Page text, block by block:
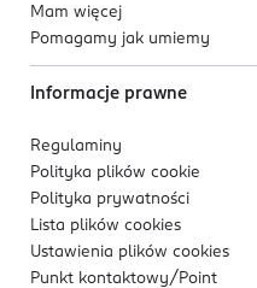
Mam więcej
Pomagamy jak umiemy
Informacje prawne
Regulaminy
Polityka plików cookie
Polityka prywatności
Lista plików cookies
Ustawienia plików cookies
Punkt kontaktowy/ Point